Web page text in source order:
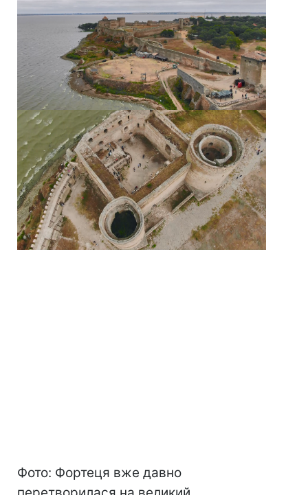
Фото: Фортеця вже давно